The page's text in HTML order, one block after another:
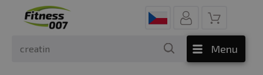
Menu